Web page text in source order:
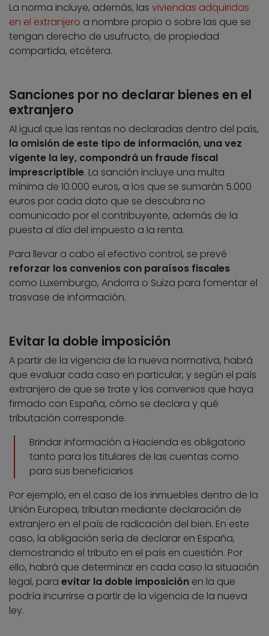
La norma incluye, además, las viviendas adquiridas
en el extranjero a nombre propio o sobre las que se
tengan derecho de usufructo, de propiedad
compartida, etcétera.
Sanciones por no declarar bienes en el
extranjero
Al igual que las rentas no declaradas dentro del país,
la omisión de este tipo de información, una vez
vigente la ley, compondrá un fraude fiscal
imprescriptible. La sanción incluye una multa
mínima de 10.000 euros, a los que se sumarán 5.000
euros por cada dato que se descubra no
comunicado por el contribuyente, además de la
puesta al día del impuesto a la renta.
Para llevar a cabo el efectivo control, se prevé
reforzar los convenios con paraísos fiscales
como Luxemburgo, Andorra o Suiza para fomentar el
trasvase de información.
Evitar la doble imposición
A partir de la vigencia de la nueva normativa, habrá
que evaluar cada caso en particular, y según el país
extranjero de que se trate y los convenios que haya
firmado con España, cómo se declara y qué
tributación corresponde.
Brindar información a Hacienda es obligatorio
tanto para los titulares de las cuentas como
para sus beneficiarios
Por ejemplo, en el caso de los inmuebles dentro de la
Unión Europea, tributan mediante declaración de
extranjero en el país de radicación del bien. En este
caso, la obligación sería de declarar en España,
demostrando el tributo en el país en cuestión. Por
ello, habrá que determinar en cada caso la situación
legal, para evitar la doble imposición en la que
podría incurrirse a partir de la vigencia de la nueva
ley.